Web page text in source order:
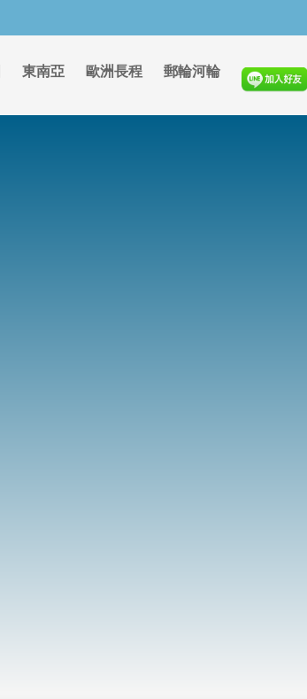
東南亞 歐洲長程 郵輪河輪